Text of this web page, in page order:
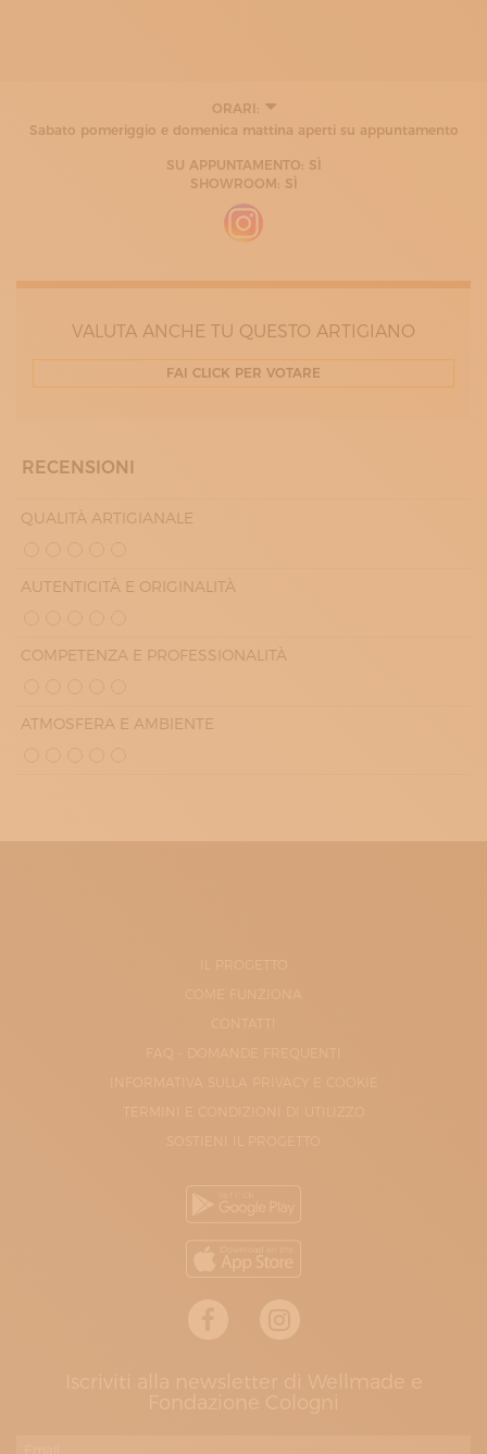
ORARI:
LUNEDÌ
14:30 - 19:30
MARTEDÌ
08:30 - 13:00
14:30 - 19:30
MERCOLEDÌ
GIOVEDÌ
14:30 - 19:30
08:30 - 13:00
14:30 - 19:30
Sabato pomeriggio e domenica mattina aperti su appuntamento
SU APPUNTAMENTO: SÌ
SHOWROOM: SÌ
VALUTA ANCHE TU QUESTO ARTIGIANO
FAI CLICK PER VOTARE
RECENSIONI
QUALITÀ ARTIGIANALE
AUTENTICITÀ E ORIGINALITÀ
COMPETENZA E PROFESSIONALITÀ
ATMOSFERA E AMBIENTE